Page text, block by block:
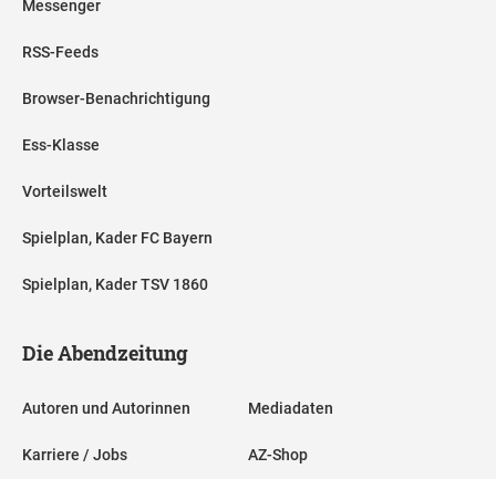
Messenger
RSS-Feeds
Browser-Benachrichtigung
Ess-Klasse
Vorteilswelt
Spielplan, Kader FC Bayern
Spielplan, Kader TSV 1860
Die Abendzeitung
Autoren und Autorinnen
Karriere / Jobs
Mediadaten
AZ-Shop